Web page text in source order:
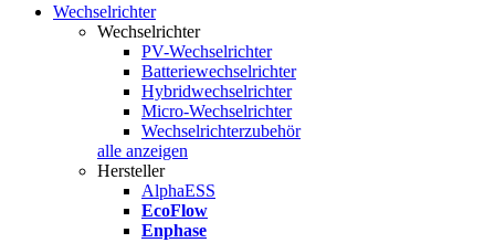
Wechselrichter
Wechselrichter
PV-Wechselrichter
Batteriewechselrichter
Hybridwechselrichter
Micro-Wechselrichter
Wechselrichterzubehör
alle anzeigen
Hersteller
AlphaESS
EcoFlow
Enphase